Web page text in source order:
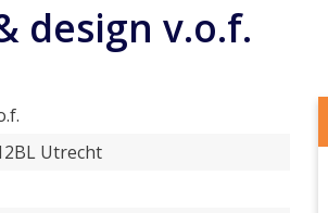
design v.o.f.
Utrecht